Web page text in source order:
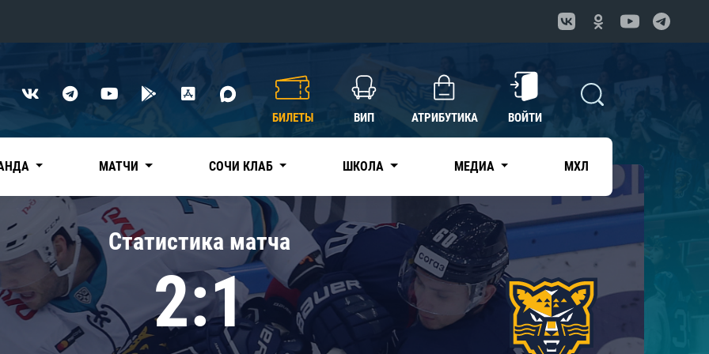
Нефтехимик
Трактор
Дивизион Чернышева
Авангард
Адмирал
КХЛ
БИЛЕТЫ ВИП АТРИБУТИКА ВОЙТИ
МАТЧИ СОЧИ КЛАБ ШКОЛА МЕДИА МХЛ
Статистика матча
2:1